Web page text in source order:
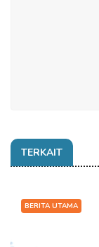
TERKAIT
BERITA UTAMA